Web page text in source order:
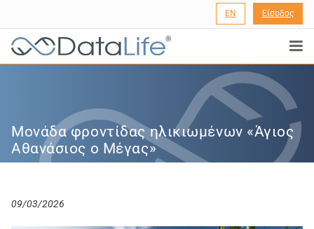
EN Είσοδος
®
Μονάδα φροντίδας ηλικιωμένων «Άγιος
Αθανάσιος ο Μέγας»
09/03/2026